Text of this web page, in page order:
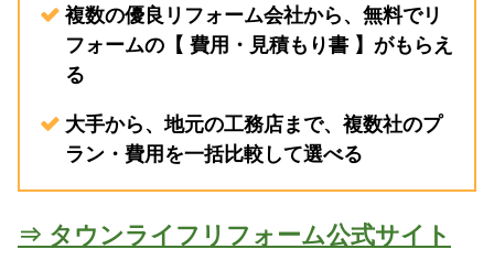
複数の優良リフォーム会社から、無料でリ
フォームの【 費用・見積もり書 】がもらえ
る
大手から、地元の工務店まで、複数社のプ
ラン・費用を一括比較して選べる
⇒ タウンライフリフォーム公式サイト